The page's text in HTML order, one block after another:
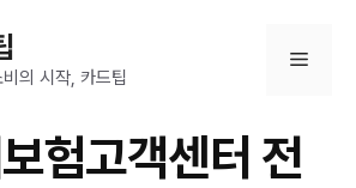
의 시작, 카드팁
메
험고객센터 전